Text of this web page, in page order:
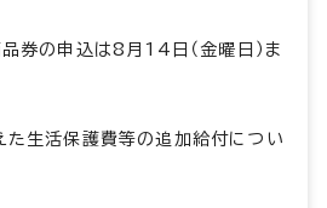
券の申込は8月14日（金曜日）ま
た生活保護費等の追加給付につい